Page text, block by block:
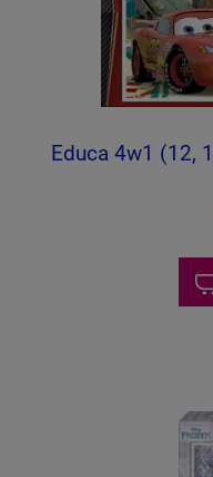
Educa 4w1 (12,